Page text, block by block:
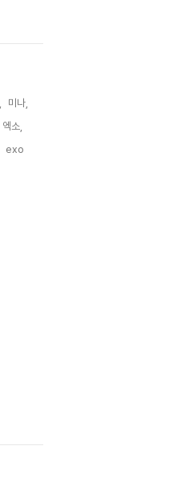
미나,
엑소,
exo,